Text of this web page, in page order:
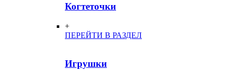
Когтеточки
+
ПЕРЕЙТИ В РАЗДЕЛ
Игрушки